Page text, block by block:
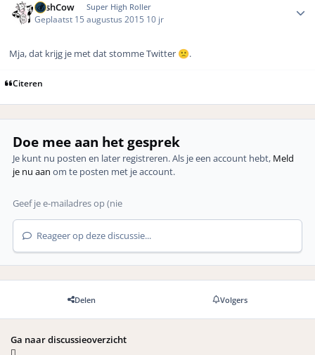
CashCow Super High Roller
Geplaatst 15 augustus 2015 10 jr
Mja, dat krijg je met dat stomme Twitter 🙁.
Citeren
Doe mee aan het gesprek
Je kunt nu posten en later registreren. Als je een account hebt, Meld
je nu aan om te posten met je account.
Reageer op deze discussie...
Delen Volgers
Ga naar discussieoverzicht